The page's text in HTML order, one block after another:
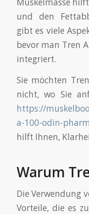
und den
gibt es viele
bevor man Tren
integriert.
Sie möchten
nicht, wo Sie
https://
a-100-odin-
hilft Ihnen,
Warum
Die Verwendung
Vorteile, die es